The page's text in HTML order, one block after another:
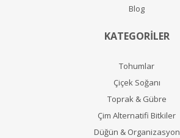
Blog
KATEGORİLER
Tohumlar
Çiçek Soğanı
Toprak & Gübre
Çim Alternatifi Bitkiler
Düğün & Organizasyon